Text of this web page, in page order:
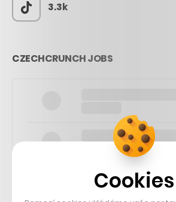
3.3k
CZECHCRUNCH JOBS
Cookies